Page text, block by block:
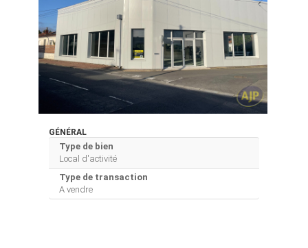
GÉNÉRAL
Type de bien
Local d'activité
Type de transaction
A vendre